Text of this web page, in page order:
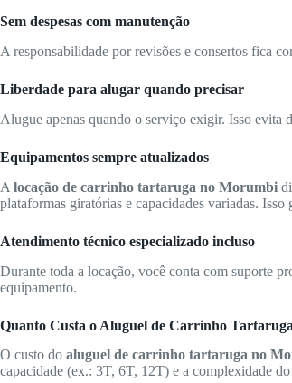
Sem despesas com manutenção
A responsabilidade por revisões e consertos fica
Liberdade para alugar quando precisar
Alugue apenas quando o serviço exigir. Isso evita
Equipamentos sempre atualizados
A locação de carrinho tartaruga no Morumbi
plataformas giratórias e capacidades variadas.
Atendimento técnico especializado incluso
Durante toda a locação, você conta com suporte
equipamento.
Quanto Custa o Aluguel de Carrinho
O custo do aluguel de carrinho tartaruga no
capacidade (ex.: 3T, 6T, 12T) e a complexidade